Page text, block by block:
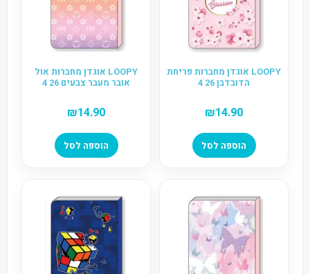
LOOPY אוגדן מחברות פריחת
הדובדבן 26 4
₪14.90
הוספה לסל
LOOPY אוגדן מחברות אול
אובר מעבר צבעים 26 4
₪14.90
הוספה לסל